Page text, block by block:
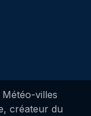
Météo-villes
créateur du